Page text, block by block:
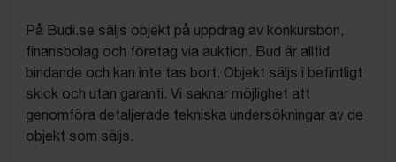
På Budi.se säljs objekt på uppdrag av konkursbon,
finansbolag och företag via auktion. Bud är alltid
bindande och kan inte tas bort. Objekt säljs i befintligt
skick och utan garanti. Vi saknar möjlighet att
genomföra detaljerade tekniska undersökningar av de
objekt som säljs.